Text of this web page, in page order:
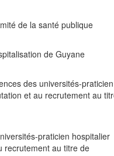
de la santé publique
de Guyane
des universités-praticien
et au recrutement au
praticien hospitalier
recrutement au titre de